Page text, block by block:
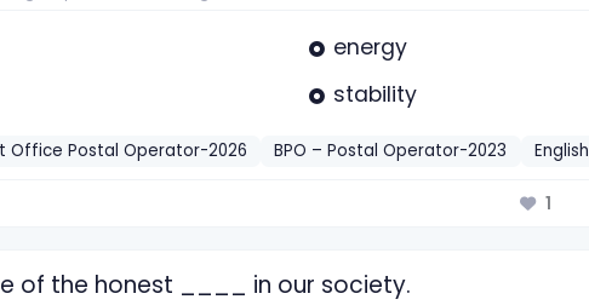
energy
stability
Office Postal Operator-2026 BPO – Postal Operator-2023 English
1
of the honest ____ in our society.